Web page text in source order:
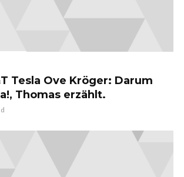
Tesla Ove Kröger: Darum
Thomas erzählt.